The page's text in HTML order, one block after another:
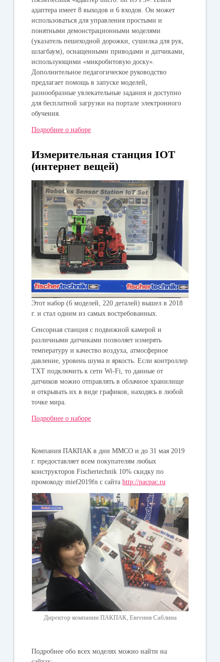
адаптера имеет 8 выходов и 6 входов. Он может
использоваться для управления простыми и
понятными демонстрационными моделями
(указатель пешеходной дорожки, сушилка для рук,
шлагбаум), оснащенными приводами и датчиками,
использующими «микробитовую доску».
Дополнительное педагогическое руководство
предлагает помощь в запуске моделей,
разнообразные увлекательные задания и доступно
для бесплатной загрузки на портале электронного
обучения.
Подробнее о наборе
Измерительная станция IOT
(интернет вещей)
Этот набор (6 моделей, 220 деталей) вышел в 2018
г. и стал одним из самых востребованных.
Сенсорная станция с подвижной камерой и
различными датчиками позволяет измерять
температуру и качество воздуха, атмосферное
давление, уровень шума и яркость. Если контроллер
TXT подключить к сети Wi-Fi, то данные от
датчиков можно отправлять в облачное хранилище
и открывать их в виде графиков, находясь в любой
точке мира.
Подробнее о наборе
Компания ПАКПАК в дни ММСО и до 31 мая 2019
г. предоставляет всем покупателям любых
конструкторов Fischertechnik 10% скидку по
промокоду mief2019fn с сайтаhttp://pacpac.ru
Директор компании ПАКПАК, Евгения Саблина
Подробнее обо всех моделях можно найти на